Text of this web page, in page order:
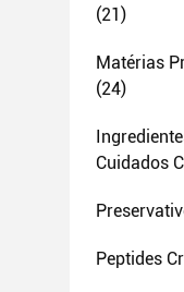
(21)
Matérias
(24)
Cuidados
Peptides